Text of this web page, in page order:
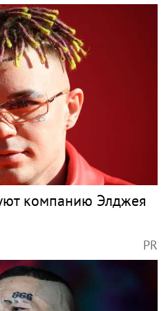
компанию Элджея
PR